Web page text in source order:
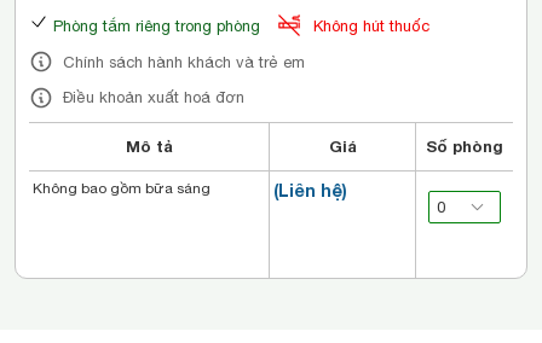
Phòng tắm riêng trong phòng
Không hút thuốc
Chính sách hành khách và trẻ em
Điều khoản xuất hoá đơn
Mô tả Giá Số phòng
(Liên hệ)
Không bao gồm bữa sáng